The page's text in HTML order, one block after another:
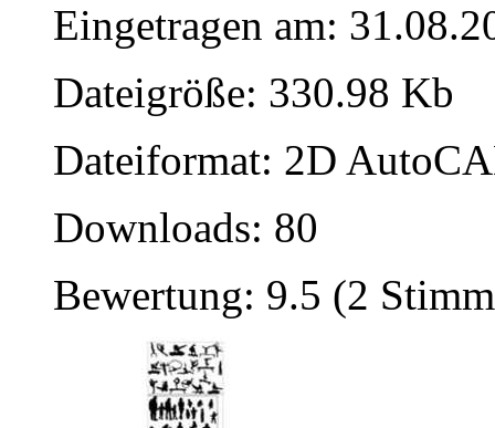
Eingetragen am:
Dateigröße: 330.98 Kb
Dateiformat: 2D
Downloads: 80
Bewertung: 9.5 (2